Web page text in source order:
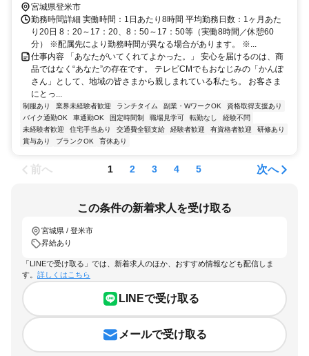
宮城県登米市
勤務時間詳細 実働時間：1日あたり8時間 平均勤務日数：1ヶ月あた
り20日 8：20～17：20、8：50～17：50等（実働8時間／休憩60
分） ※配属先により勤務時間が異なる場合があります。 ※...
仕事内容 「あなたがいてくれてよかった。」 安心を届けるのは、商
品ではなく“あなた”の存在です。 テレビCMでもおなじみの「かんぽ
さん」として、地域の皆さまから親しまれている私たち。 お客さま
にとっ...
制服あり 業界未経験者歓迎 ランチタイム 副業・WワークOK
資格取得支援あり
バイク通勤OK
車通勤OK 固定時間制 職場見学可 転勤なし
経験不問
未経験者歓迎
住宅手当あり 交通費全額支給 経験者歓迎 有資格者歓迎
研修あり
賞与あり
ブランクOK 育休あり
前へ 1 2 3 4 5 次へ
この条件の新着求人を受け取る
宮城県 / 登米市
昇給あり
「LINEで受け取る」では、新着求人のほか、おすすめ情報なども配信しま
す。 詳しくはこちら
LINEで受け取る
メールで受け取る